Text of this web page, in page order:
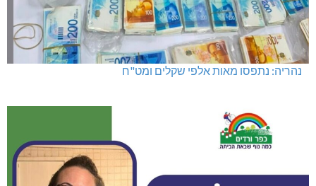
נהריה: נתפסו מאות אלפי שקלים ומט"ח